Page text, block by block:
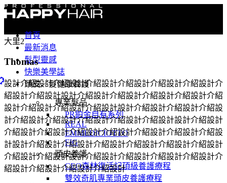
首頁
最新消息
髮型靈感
快樂美學誌
頭皮／髮健康養護
專業髮品
PR鉑金自有系列
REAL
EMMEDICIOTTO
FIG
頭皮養護
CEO森林復活記頂級養護療程
雙效奇肌專業頭皮養護療程
大里2
Thomas
設計介紹設計介紹設計介紹設計介紹設計介紹設計介紹設計介
紹設計介紹設計設計介紹設計介紹設計介紹設計介紹設計介紹
設計介紹設計介紹設計介紹設計設計介紹設計介紹設計介紹設
計介紹設計介紹設計介紹設計介紹設計介紹設計設計介紹設計
介紹設計介紹設計介紹設計介紹設計介紹設計介紹設計介紹設
計設計介紹設計介紹設計介紹設計介紹設計介紹設計介紹設計
介紹設計介紹設計設計介紹設計介紹設計介紹設計介紹設計介
紹設計介紹設計介紹設計介紹設計